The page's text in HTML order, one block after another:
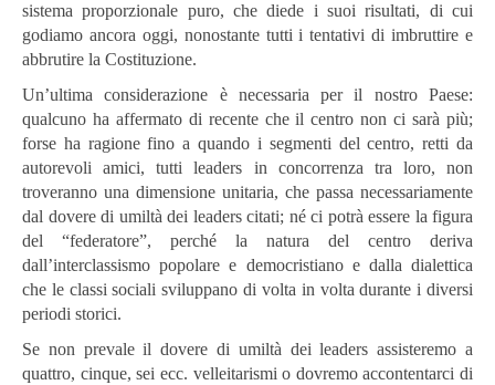
sistema proporzionale puro, che diede i suoi risultati, di cui
godiamo ancora oggi, nonostante tutti i tentativi di imbruttire e
abbrutire la Costituzione.
Un’ultima considerazione è necessaria per il nostro Paese:
qualcuno ha affermato di recente che il centro non ci sarà più;
forse ha ragione fino a quando i segmenti del centro, retti da
autorevoli amici, tutti leaders in concorrenza tra loro, non
troveranno una dimensione unitaria, che passa necessariamente
dal dovere di umiltà dei leaders citati; né ci potrà essere la figura
del “federatore”, perché la natura del centro deriva
dall’interclassismo popolare e democristiano e dalla dialettica
che le classi sociali sviluppano di volta in volta durante i diversi
periodi storici.
Se non prevale il dovere di umiltà dei leaders assisteremo a
quattro, cinque, sei ecc. velleitarismi o dovremo accontentarci di